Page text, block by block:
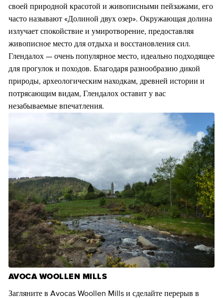
своей природной красотой и живописными пейзажами, его
часто называют «Долиной двух озер». Окружающая долина
излучает спокойствие и умиротворение, предоставляя
живописное место для отдыха и восстановления сил.
Глендалох — очень популярное место, идеально подходящее
для прогулок и походов. Благодаря разнообразию дикой
природы, археологическим находкам, древней истории и
потрясающим видам, Глендалох оставит у вас
незабываемые впечатления.
AVOCA WOOLLEN MILLS
Загляните в Avocas Woollen Mills и сделайте перерыв в